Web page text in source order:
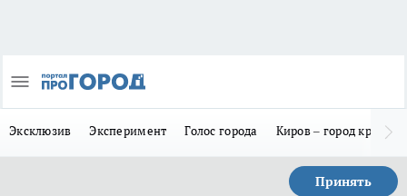
Эксклюзив Эксперимент Голос города Киров – город
Принять